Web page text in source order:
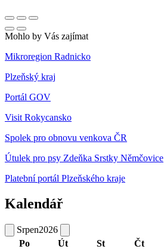
Mohlo by Vás zajímat
Mikroregion Radnicko
Plzeňský kraj
Portál GOV
Visit Rokycansko
Spolek pro obnovu venkova ČR
Útulek pro psy Zdeňka Srstky Němčovice
Platební portál Plzeňského kraje
Kalendář
Srpen2026
Po
Út St Čt